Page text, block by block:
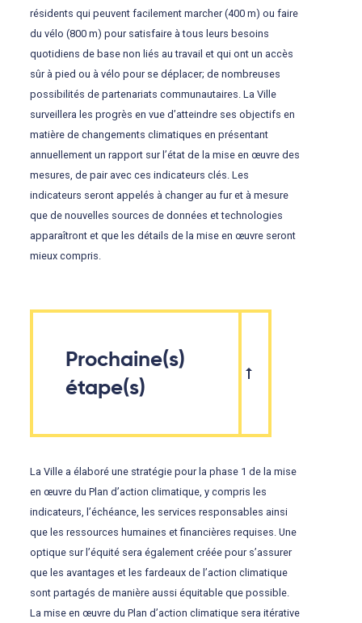
résidents qui peuvent facilement marcher (400 m) ou faire
du vélo (800 m) pour satisfaire à tous leurs besoins
quotidiens de base non liés au travail et qui ont un accès
sûr à pied ou à vélo pour se déplacer; de nombreuses
possibilités de partenariats communautaires. La Ville
surveillera les progrès en vue d’atteindre ses objectifs en
matière de changements climatiques en présentant
annuellement un rapport sur l’état de la mise en œuvre des
mesures, de pair avec ces indicateurs clés. Les
indicateurs seront appelés à changer au fur et à mesure
que de nouvelles sources de données et technologies
apparaîtront et que les détails de la mise en œuvre seront
mieux compris.
Prochaine(s)
étape(s)
La Ville a élaboré une stratégie pour la phase 1 de la mise
en œuvre du Plan d’action climatique, y compris les
indicateurs, l’échéance, les services responsables ainsi
que les ressources humaines et financières requises. Une
optique sur l’équité sera également créée pour s’assurer
que les avantages et les fardeaux de l’action climatique
sont partagés de manière aussi équitable que possible.
La mise en œuvre du Plan d’action climatique sera itérative